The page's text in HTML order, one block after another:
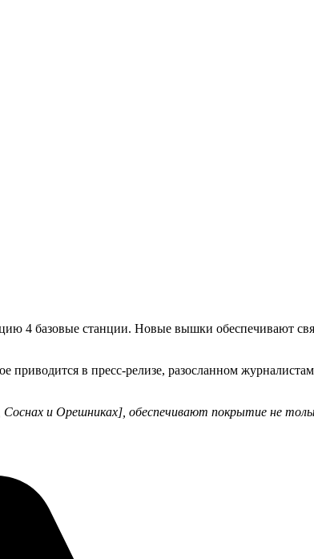
4 базовые станции. Новые вышки обеспечивают
приводится в пресс-релизе, разосланном
и Орешниках], обеспечивают покрытие не